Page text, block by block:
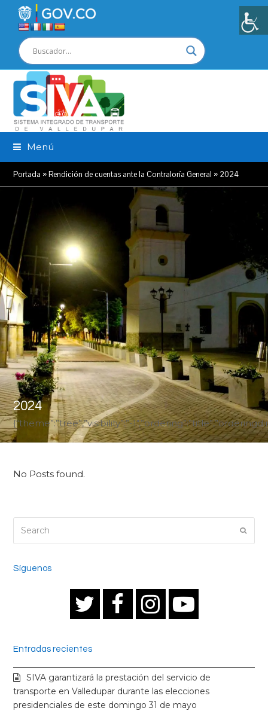
Menú
Portada »Rendición de cuentas ante la Contraloría General » 2024
2024
{“theme”:”tree”,”visibility”:”-
No Posts found.
Síguenos
i
t
c
e
s
t
Y
u
t
Entradas recientes
SIVA garantizará la prestación del servicio de
transporte en Valledupar durante las elecciones
presidenciales de este domingo 31 de mayo